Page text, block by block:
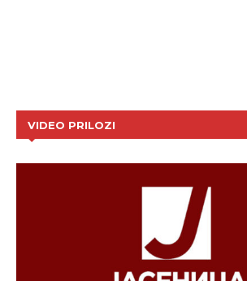
VIDEO PRILOZI